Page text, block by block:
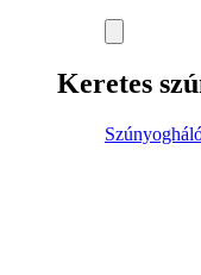
Keretes